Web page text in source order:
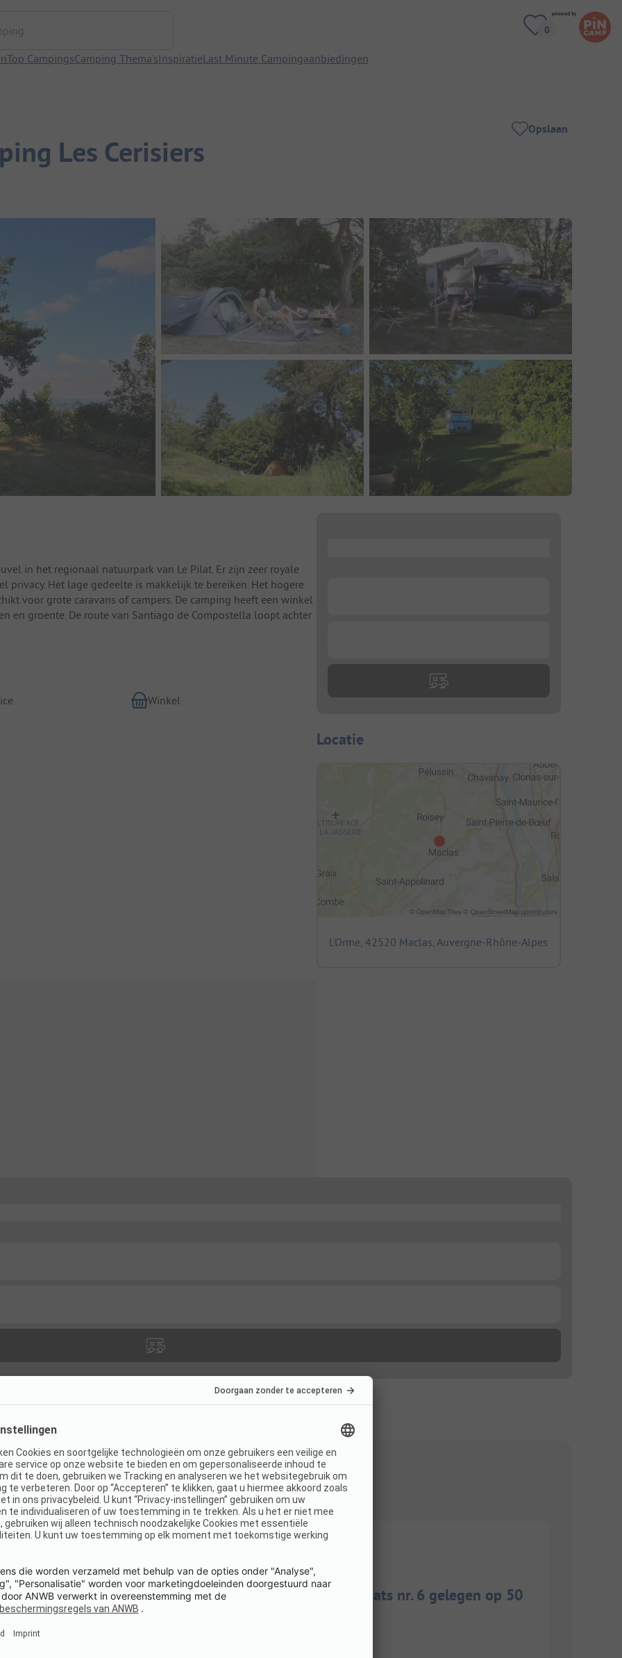
Top CampingsCamping Thema'sInspiratieLast Minute Campingaanbiedingen
Les Cerisiers
Opslaan
in het regionaal natuurpark van Le Pilat. Er zijn zeer royale
privacy. Het lage gedeelte is makkelijk te bereiken. Het hogere
voor grote caravans of campers. De camping heeft een winkel
en groente. De route van Santiago de Compostella loopt achter
Winkel
Locatie
L'Orme, 42520 Maclas, Auvergne-Rhône-Alpes
(4)
Caravan voorzien van elektra, geen gasfornuis. Staanplaats nr. 6 gelegen op 50
meter van de sanitair